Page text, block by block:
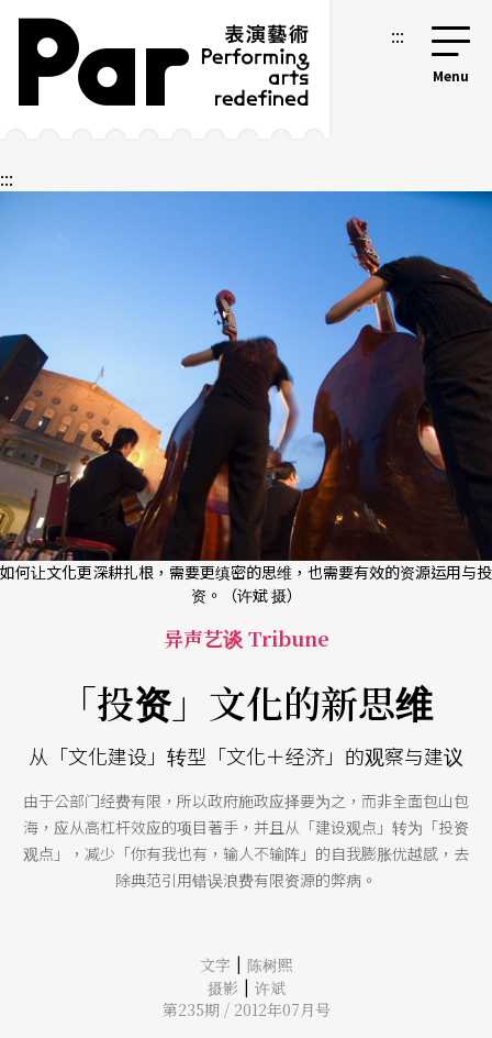
跳到主要内容区块
网站导览 :::
:::
如何让文化更深耕扎根，需要更缜密的思维，也需要有效的资源运用与投
资。（许斌 摄）
异声艺谈 Tribune
「投资」文化的新思维
从「文化建设」转型「文化＋经济」的观察与建议
由于公部门经费有限，所以政府施政应择要为之，而非全面包山包
海，应从高杠杆效应的项目著手，并且从「建设观点」转为「投资
观点」，减少「你有我也有，输人不输阵」的自我膨胀优越感，去
除典范引用错误浪费有限资源的弊病。
文字 | 陈树熙
摄影 | 许斌
第235期 / 2012年07月号